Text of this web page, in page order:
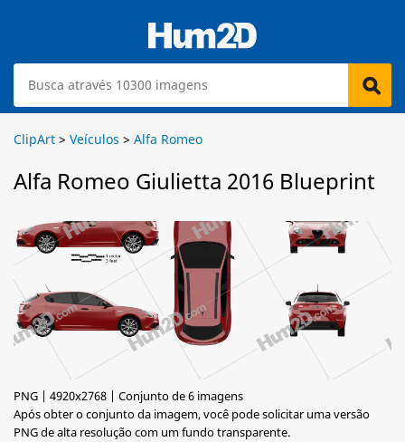
ClipArt > Veículos > Alfa Romeo
Alfa Romeo Giulietta 2016 Blueprint
PNG | 4920x2768 | Conjunto de 6 imagens
Após obter o conjunto da imagem, você pode solicitar uma versão
PNG de alta resolução com um fundo transparente.